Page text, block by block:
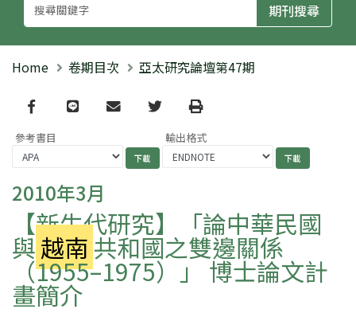
Home 卷期目次 亞太研究論壇第47期
Facebook
line email TwitterPrint
參考書目 輸出格式
2010年3月
【新生代研究】「論中華民國
與越南 共和國之雙邊關係
（1955–1975）」 博士論文計
畫簡介